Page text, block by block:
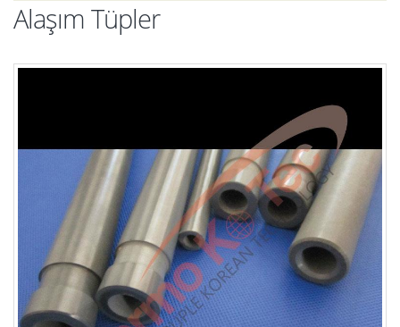
Alaşım Tüpler